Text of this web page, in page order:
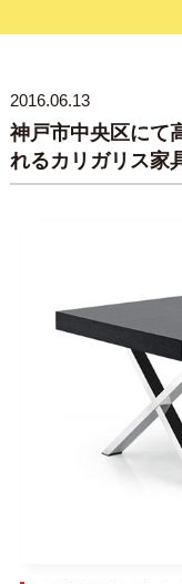
2016.06.13
神戸市中央区にて
れるカリガリス家